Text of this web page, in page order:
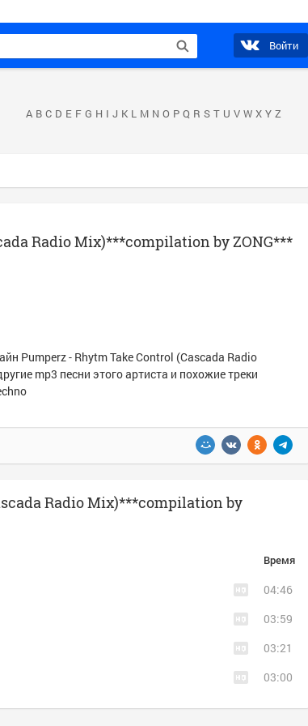
Войти
A B C D E F G H I J K L M N O P Q R S T U V W X Y Z
Radio Mix)***compilation by ZONG***
Pumperz - Rhytm Take Control (Cascada Radio
mp3 песни этого артиста и похожие треки
Radio Mix)***compilation by
Время
04:46
03:59
03:21
03:00